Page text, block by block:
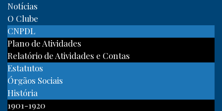
Notícias
O Clube
CNPDL
Plano de Atividades
Relatório de Atividades e Contas
Estatutos
Órgãos Sociais
História
1901-1920